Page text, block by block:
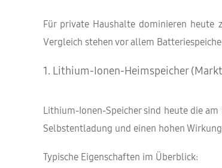
Für private Haushalte dominieren heute
Vergleich stehen vor allem
1. Lithium-Ionen-Heimspeicher
Lithium-Ionen-Speicher sind heute die
Selbstentladung und einen hohen
Typische Eigenschaften im Überblick: